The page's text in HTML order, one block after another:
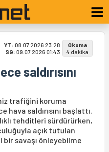
YT: 08.07.2026 23:28
SG: 09.07.2026 01:43
Okuma
4 dakika
saldırısını
trafiğini koruma
hava saldırısını başlattı.
tehditleri sürdürürken,
açık tutulan
savaşı önleyebilme